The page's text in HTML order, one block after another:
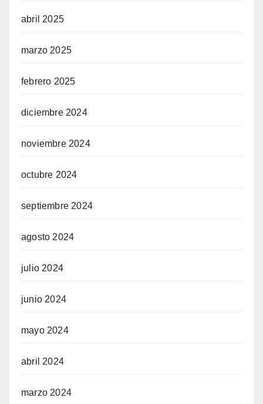
abril 2025
marzo 2025
febrero 2025
diciembre 2024
noviembre 2024
octubre 2024
septiembre 2024
agosto 2024
julio 2024
junio 2024
mayo 2024
abril 2024
marzo 2024